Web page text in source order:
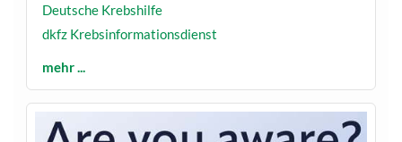
Deutsche Krebshilfe
dkfz Krebsinformationsdienst
mehr ...